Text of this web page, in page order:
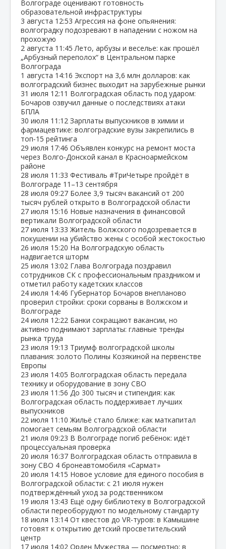
Волгограде оценивают готовность
образовательной инфраструктуры
3 августа 12:53 Агрессия на фоне опьянения:
волгоградку подозревают в нападении с ножом на
прохожую
2 августа 11:45 Лето, арбузы и веселье: как прошёл
„Арбузный переполох“ в Центральном парке
Волгограда
1 августа 14:16 Экспорт на 3,6 млн долларов: как
волгоградский бизнес выходит на зарубежные рынки
31 июля 12:11 Волгоградская область под ударом:
Бочаров озвучил данные о последствиях атаки
БПЛА
30 июля 11:12 Зарплаты выпускников в химии и
фармацевтике: волгоградские вузы закрепились в
топ‑15 рейтинга
29 июля 17:46 Объявлен конкурс на ремонт моста
через Волго‑Донской канал в Красноармейском
районе
28 июля 11:33 Фестиваль #ТриЧетыре пройдёт в
Волгограде 11–13 сентября
28 июля 09:27 Более 3,9 тысяч вакансий от 200
тысяч рублей открыто в Волгоградской области
27 июля 15:16 Новые назначения в финансовой
вертикали Волгоградской области
27 июля 13:33 Житель Волжского подозревается в
покушении на убийство жены с особой жестокостью
26 июля 15:20 На Волгоградскую область
надвигается шторм
25 июля 13:02 Глава Волгограда поздравил
сотрудников СК с профессиональным праздником и
отметил работу кадетских классов
24 июля 14:46 Губернатор Бочаров внепланово
проверил стройки: сроки сорваны в Волжском и
Волгограде
24 июля 12:22 Банки сокращают вакансии, но
активно поднимают зарплаты: главные тренды
рынка труда
23 июля 19:13 Триумф волгоградской школы
плавания: золото Полины Козякиной на первенстве
Европы
23 июля 14:05 Волгоградская область передала
технику и оборудование в зону СВО
23 июля 11:56 До 300 тысяч и стипендия: как
Волгоградская область поддерживает лучших
выпускников
22 июля 11:10 Жильё стало ближе: как маткапитал
помогает семьям Волгоградской области
21 июля 09:23 В Волгограде погиб ребёнок: идёт
процессуальная проверка
20 июля 16:37 Волгоградская область отправила в
зону СВО 4 бронеавтомобиля «Сармат»
20 июля 14:15 Новое условие для единого пособия в
Волгоградской области: с 21 июля нужен
подтверждённый уход за родственником
19 июля 13:43 Ещё одну библиотеку в Волгоградской
области переоборудуют по модельному стандарту
18 июля 13:14 От квестов до VR‑туров: в Камышине
готовят к открытию детский просветительский
центр
17 июля 14:02 Орден Мужества — посмертно: в